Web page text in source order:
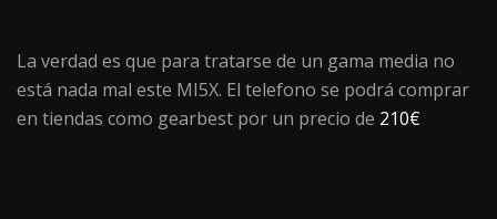
La verdad es que para tratarse de un gama media no
está nada mal este MI5X. El telefono se podrá comprar
en tiendas como gearbest por un precio de 210€